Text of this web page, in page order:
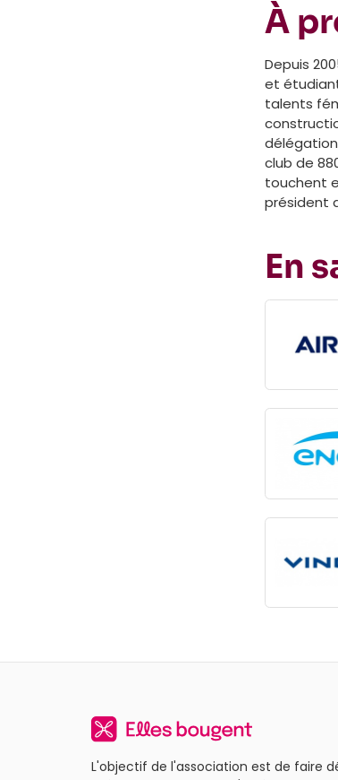
À
Depuis
et
talents
club de
touchent
président
En
L'objectif de l'association est de faire